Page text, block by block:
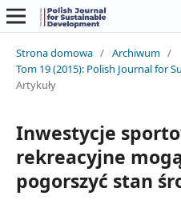
Strona domowa / Archiwum /
Tom 19 (2015): Polish Journal for
Artykuły
Inwestycje
rekreacyjne
pogorszyć stan